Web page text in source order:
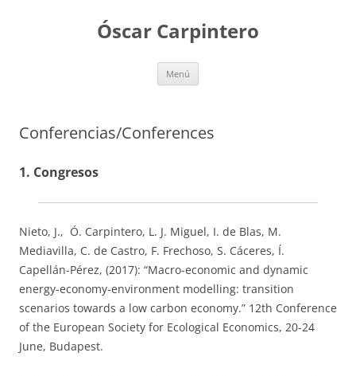
Óscar Carpintero
Menú
Conferencias/Conferences
1. Congresos
Nieto, J., Ó. Carpintero, L. J. Miguel, I. de Blas, M.
Mediavilla, C. de Castro, F. Frechoso, S. Cáceres, Í.
Capellán-Pérez, (2017): “Macro-economic and dynamic
energy-economy-environment modelling: transition
scenarios towards a low carbon economy.” 12th Conference
of the European Society for Ecological Economics, 20-24
June, Budapest.